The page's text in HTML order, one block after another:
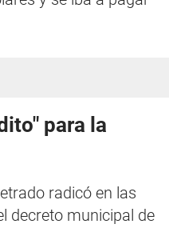
para la
radicó en las
decreto municipal de